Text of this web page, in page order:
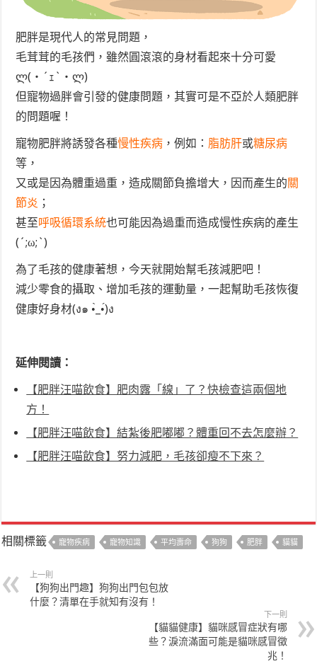
肥胖是現代人的常見問題，
毛茸茸的毛孩們，雖然圓滾滾的身材看起來十分可愛
ლ(・´ｪ`・ლ)
但寵物過胖會引發的健康問題，其實可是不亞於人類肥胖
的問題喔！
寵物肥胖將誘發各種慢性疾病 ，例如： 脂肪肝或糖尿病
等，
又或是因為體重過重，造成關節負擔增大，因而產生的關
節炎 ；
甚至呼吸循環系統也可能因為過重而造成慢性疾病的產生
(´;ω;`)
為了毛孩的健康著想，今天就開始幫毛孩減肥吧！
減少零食的攝取、增加毛孩的運動量，一起幫助毛孩恢復
健康好身材(ง๑ •̀_•́)ง
延伸閱讀：
【肥胖汪喵飲食】肥肉露「線」了？快檢查這兩個地
方！
【肥胖汪喵飲食】結紮後肥嘟嘟？體重回不去怎麼辦？
【肥胖汪喵飲食】努力減肥，毛孩卻瘦不下來？
相關標籤 寵物疾病 寵物知識 平均壽命 狗狗 肥胖 貓貓
上一則
【狗狗出門趣】狗狗出門包包放
什麼？清單在手就知有沒有！
下一則
【貓貓健康】貓咪感冒症狀有哪
些？淚流滿面可能是貓咪感冒徵
兆！